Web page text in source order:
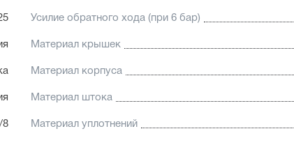
Усилие обратного хода (при 6 бар)
Материал крышек
Материал корпуса
Материал штока
8 Материал уплотнений